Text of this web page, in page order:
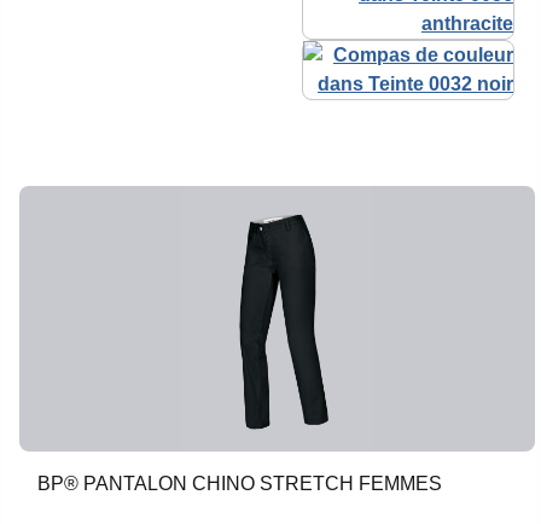
BP® PANTALON CHINO STRETCH FEMMES